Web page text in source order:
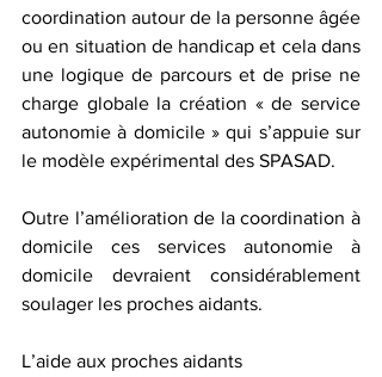
coordination autour de la personne âgée
ou en situation de handicap et cela dans
une logique de parcours et de prise ne
charge globale la création « de service
autonomie à domicile » qui s’appuie sur
le modèle expérimental des SPASAD.
Outre l’amélioration de la coordination à
domicile ces services autonomie à
domicile devraient considérablement
soulager les proches aidants.
L’aide aux proches aidants